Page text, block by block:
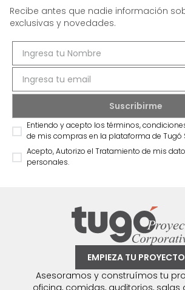
Recibe antes que nadie información
exclusivas y novedades.
Entiendo y acepto los términos,
de mis compras en la plataforma de Tugó
Acepto, Autorizo el Tratamiento de mis
personales.
EMPIEZA TU PROYECTO
Asesoramos y construímos tu
oficina, comidas, auditorios, salas